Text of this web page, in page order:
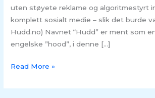
uten støyete reklame og algoritmestyrt
komplett sosialt medie – slik det burde
Hudd.no) Navnet “Hudd” er ment som
engelske ”hood”, i denne […]
Read More »